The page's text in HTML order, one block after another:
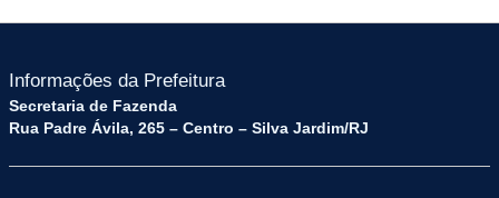
Informações da Prefeitura
Secretaria de Fazenda
Rua Padre Ávila, 265 – Centro – Silva Jardim/RJ